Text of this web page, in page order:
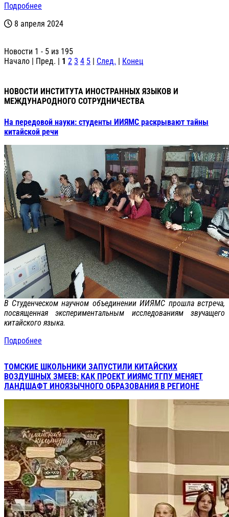
Подробнее
8 апреля 2024
Новости 1 - 5 из 195
Начало | Пред. | 1 2 3 4 5 | След. | Конец
НОВОСТИ ИНСТИТУТА ИНОСТРАННЫХ ЯЗЫКОВ И
МЕЖДУНАРОДНОГО СОТРУДНИЧЕСТВА
На передовой науки: студенты ИИЯМС раскрывают тайны
китайской речи
В Студенческом научном объединении ИИЯМС прошла встреча,
посвященная экспериментальным исследованиям звучащего
китайского языка.
Подробнее
ТОМСКИЕ ШКОЛЬНИКИ ЗАПУСТИЛИ КИТАЙСКИХ
ВОЗДУШНЫХ ЗМЕЕВ: КАК ПРОЕКТ ИИЯМС ТГПУ МЕНЯЕТ
ЛАНДШАФТ ИНОЯЗЫЧНОГО ОБРАЗОВАНИЯ В РЕГИОНЕ